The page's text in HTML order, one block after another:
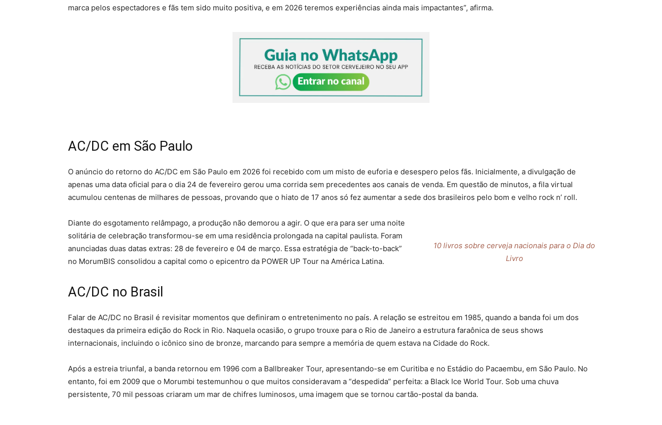
marca pelos espectadores e fãs tem sido muito positiva, e em 2026 teremos experiências ainda mais impactantes”, afirma.
AC/DC em São Paulo
O anúncio do retorno do AC/DC em São Paulo em 2026 foi recebido com um misto de euforia e desespero pelos fãs. Inicialmente, a divulgação de
apenas uma data oficial para o dia 24 de fevereiro gerou uma corrida sem precedentes aos canais de venda. Em questão de minutos, a fila virtual
acumulou centenas de milhares de pessoas, provando que o hiato de 17 anos só fez aumentar a sede dos brasileiros pelo bom e velho rock n’ roll.
10 livros sobre cerveja nacionais para o Dia do
Livro
Diante do esgotamento relâmpago, a produção não demorou a agir. O que era para ser uma noite
solitária de celebração transformou-se em uma residência prolongada na capital paulista. Foram
anunciadas duas datas extras: 28 de fevereiro e 04 de março. Essa estratégia de “back-to-back”
no MorumBIS consolidou a capital como o epicentro da POWER UP Tour na América Latina.
AC/DC no Brasil
Falar de AC/DC no Brasil é revisitar momentos que definiram o entretenimento no país. A relação se estreitou em 1985, quando a banda foi um dos
destaques da primeira edição do Rock in Rio. Naquela ocasião, o grupo trouxe para o Rio de Janeiro a estrutura faraônica de seus shows
internacionais, incluindo o icônico sino de bronze, marcando para sempre a memória de quem estava na Cidade do Rock.
Após a estreia triunfal, a banda retornou em 1996 com a Ballbreaker Tour, apresentando-se em Curitiba e no Estádio do Pacaembu, em São Paulo. No
entanto, foi em 2009 que o Morumbi testemunhou o que muitos consideravam a “despedida” perfeita: a Black Ice World Tour. Sob uma chuva
persistente, 70 mil pessoas criaram um mar de chifres luminosos, uma imagem que se tornou cartão-postal da banda.